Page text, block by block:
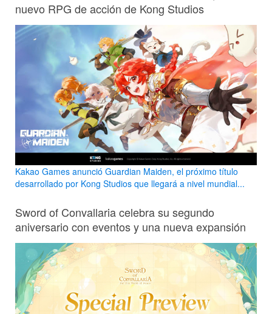
nuevo RPG de acción de Kong Studios
Kakao Games anunció Guardian Maiden, el próximo título
desarrollado por Kong Studios que llegará a nivel mundial...
Sword of Convallaria celebra su segundo
aniversario con eventos y una nueva expansión